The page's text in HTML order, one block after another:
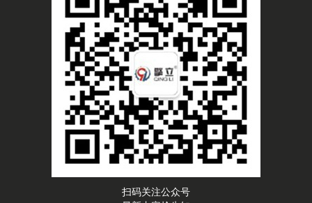
扫码关注公众号